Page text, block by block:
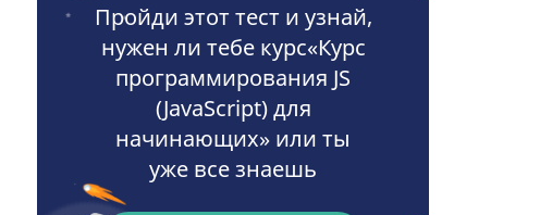
Пройди этот тест и узнай,
нужен ли тебе курс«Курс
программирования JS
(JavaScript) для
начинающих» или ты
уже все знаешь